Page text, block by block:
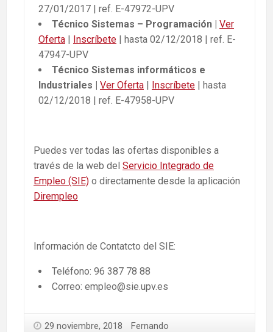
27/01/2017 | ref. E-47972-UPV
Técnico Sistemas – Programación | Ver
Oferta | Inscríbete | hasta 02/12/2018 | ref. E-
47947-UPV
Técnico Sistemas informáticos e
Industriales | Ver Oferta | Inscríbete | hasta
02/12/2018 | ref. E-47958-UPV
Puedes ver todas las ofertas disponibles a
través de la web del Servicio Integrado de
Empleo (SIE) o directamente desde la aplicación
Dirempleo
Información de Contatcto del SIE:
Teléfono: 96 387 78 88
Correo: empleo@sie.upv.es
29 noviembre, 2018 Fernando